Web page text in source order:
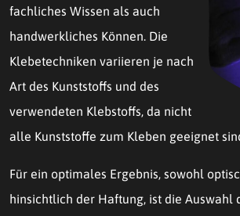
fachliches Wissen als auch
handwerkliches Können. Die
Klebetechniken variieren je nach
Art des Kunststoffs und des
verwendeten Klebstoffs, da nicht
alle Kunststoffe zum Kleben geeignet
Für ein optimales Ergebnis, sowohl
hinsichtlich der Haftung, ist die Auswahl